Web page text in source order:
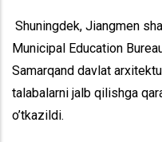
Shuningdek, Jiangmen
Municipal Education
Samarqand davlat
talabalarni jalb qilishga
o’tkazildi.